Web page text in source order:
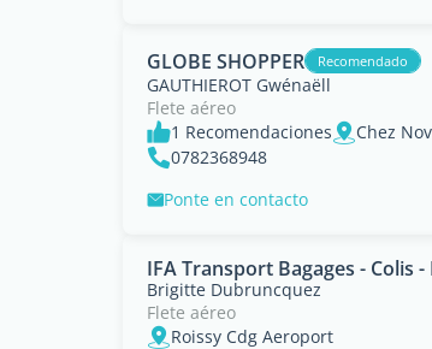
GLOBE SHOPPER Recomendado
GAUTHIEROT Gwénaëll
Flete aéreo
1 Recomendaciones
0782368948
Ponte en contacto
IFA Transport Bagages - Colis
Brigitte Dubruncquez
Flete aéreo
Roissy Cdg Aeroport